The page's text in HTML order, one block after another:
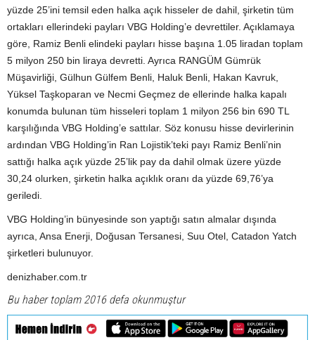
yüzde 25’ini temsil eden halka açık hisseler de dahil, şirketin tüm
ortakları ellerindeki payları VBG Holding’e devrettiler. Açıklamaya
göre, Ramiz Benli elindeki payları hisse başına 1.05 liradan toplam
5 milyon 250 bin liraya devretti. Ayrıca RANGÜM Gümrük
Müşavirliği, Gülhun Gülfem Benli, Haluk Benli, Hakan Kavruk,
Yüksel Taşkoparan ve Necmi Geçmez de ellerinde halka kapalı
konumda bulunan tüm hisseleri toplam 1 milyon 256 bin 690 TL
karşılığında VBG Holding’e sattılar. Söz konusu hisse devirlerinin
ardından VBG Holding’in Ran Lojistik’teki payı Ramiz Benli’nin
sattığı halka açık yüzde 25’lik pay da dahil olmak üzere yüzde
30,24 olurken, şirketin halka açıklık oranı da yüzde 69,76’ya
geriledi.
VBG Holding’in bünyesinde son yaptığı satın almalar dışında
ayrıca, Ansa Enerji, Doğusan Tersanesi, Suu Otel, Catadon Yatch
şirketleri bulunuyor.
denizhaber.com.tr
Bu haber toplam 2016 defa okunmuştur